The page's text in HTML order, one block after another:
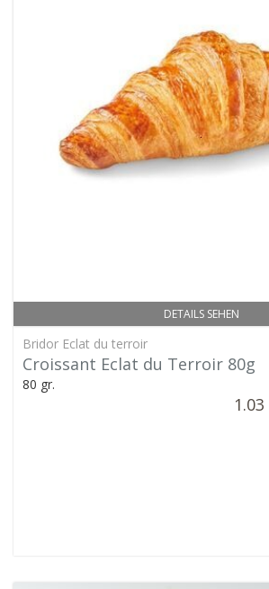
DETAILS SEHEN
Bridor Eclat du terroir
Croissant Eclat du Terroir 80g
80 gr.